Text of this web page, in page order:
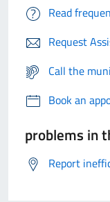
Read
Request
Call the
Book an
problems in
Report